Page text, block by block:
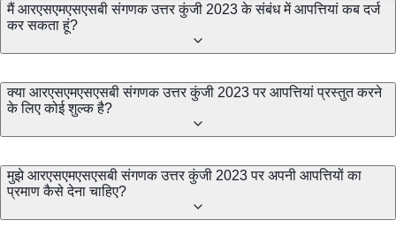
मैं आरएसएमएसएसबी संगणक उत्तर कुंजी 2023 के संबंध में आपत्तियां कब दर्ज
कर सकता हूं?
क्या आरएसएमएसएसबी संगणक उत्तर कुंजी 2023 पर आपत्तियां प्रस्तुत करने
के लिए कोई शुल्क है?
मुझे आरएसएमएसएसबी संगणक उत्तर कुंजी 2023 पर अपनी आपत्तियों का
प्रमाण कैसे देना चाहिए?